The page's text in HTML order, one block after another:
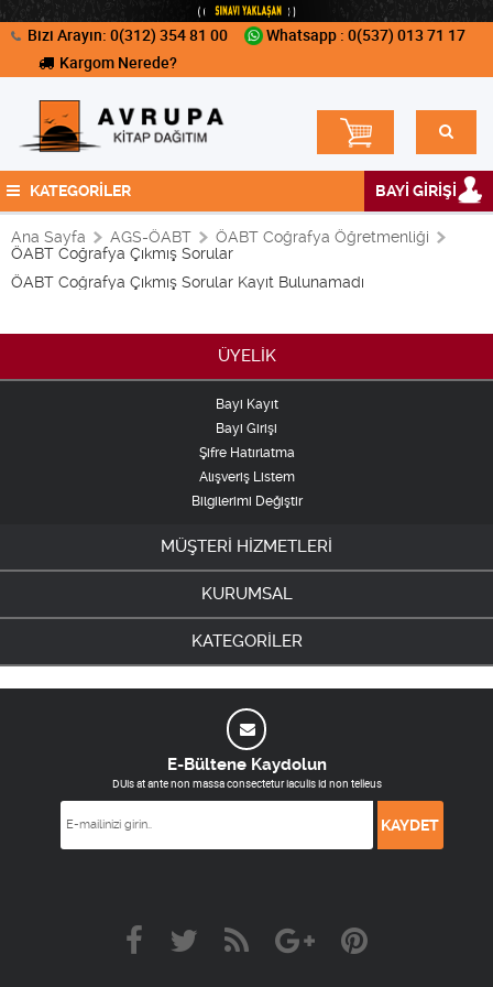
Bizi Arayın: 0(312) 354 81 00
Whatsapp : 0(537) 013 71 17
Kargom Nerede?
KATEGORİLER BAYİ GİRİŞİ
Ana Sayfa AGS-ÖABT
ÖABT Coğrafya Öğretmenliği
ÖABT Coğrafya Çıkmış Sorular
ÖABT Coğrafya Çıkmış Sorular Kayıt Bulunamadı
ÜYELİK
Bayi Kayıt
Bayi Girişi
Şifre Hatırlatma
Alışveriş Listem
Bilgilerimi Değiştir
MÜŞTERİ HİZMETLERİ
KURUMSAL
KATEGORİLER
E-Bültene Kaydolun
DUis at ante non massa consectetur iaculis id non telleus